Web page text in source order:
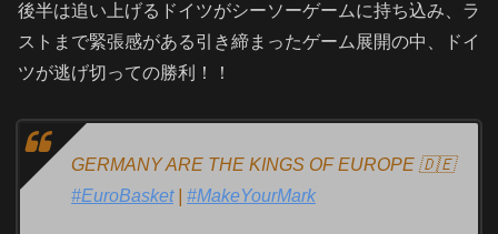
後半は追い上げるドイツがシーソーゲームに持ち込み、ラ
ストまで緊張感がある引き締まったゲーム展開の中、ドイ
ツが逃げ切っての勝利！！
GERMANY ARE THE KINGS OF EUROPE 🇩🇪
#EuroBasket| #MakeYourMark